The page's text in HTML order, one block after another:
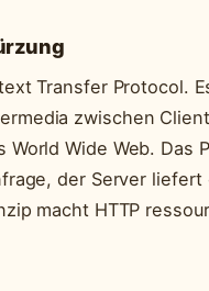
Transfer Protocol.
zwischen
World Wide Web.
der Server
macht HTTP